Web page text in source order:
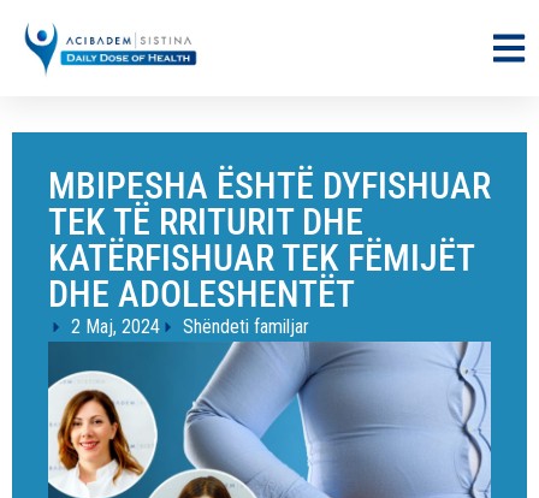
MBIPESHA ËSHTË DYFISHUAR
TEK TË RRITURIT DHE
KATËRFISHUAR TEK FËMIJËT
DHE ADOLESHENTËT
2 Maj, 2024 Shëndeti familjar